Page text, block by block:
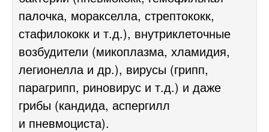
палочка, моракселла, стрептококк,
стафилококк и т.д.), внутриклеточные
возбудители (микоплазма, хламидия,
легионелла и др.), вирусы (грипп,
парагрипп, риновирус и т.д.) и даже
грибы (кандида, аспергилл
и пневмоциста).